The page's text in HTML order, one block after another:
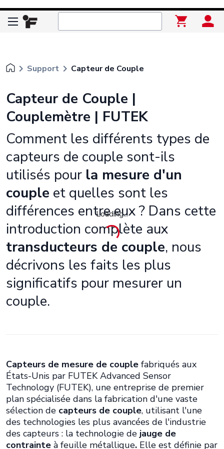
Loading...
keyboard_arrow_right Support keyboard_arrow_right Capteur de Couple
Capteur de Couple |
Couplemètre | FUTEK
Comment les différents types de
capteurs de couple sont-ils
utilisés pour la mesure d'un
couple et quelles sont les
différences entre eux ? Dans cette
introduction complète aux
transducteurs de couple, nous
décrivons les faits les plus
significatifs pour mesurer un
couple.
Capteurs de mesure de couple fabriqués aux
États-Unis par FUTEK Advanced Sensor
Technology (FUTEK), une entreprise de premier
plan spécialisée dans la fabrication d'une vaste
sélection de capteurs de couple, utilisant l'une
des technologies les plus avancées de l'industrie
des capteurs : la technologie de jauge de
contrainte à feuille métallique. Elle est définie par